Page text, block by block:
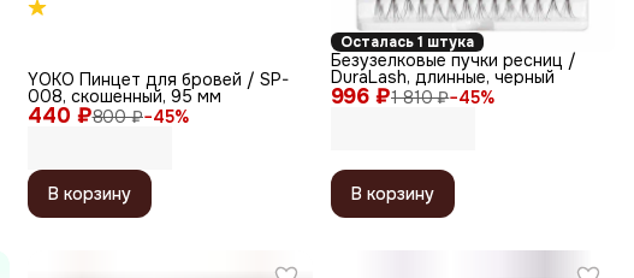
440 ₽800 ₽−45%
YOKO Пинцет для бровей / SP-
008, скошенный, 95 мм
В корзину
Осталась 1 штука
996 ₽1 810 ₽−45%
Безузелковые пучки ресниц /
DuraLash, длинные, черный
В корзину